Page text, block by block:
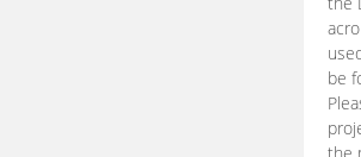
be
the